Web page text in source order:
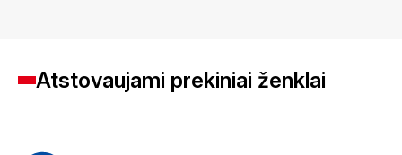
Atstovaujami prekiniai ženklai